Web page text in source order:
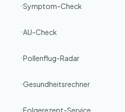
Symptom-Check
AU-Check
Pollenflug-Radar
Gesundheitsrechner
Folgerezept-Service